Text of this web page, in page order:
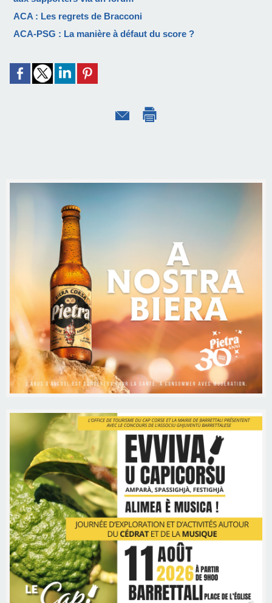
ACA : Les regrets de Bracconi
ACA-PSG : La manière à défaut du score ?